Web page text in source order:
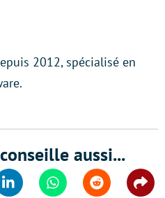
2012, spécialisé en
aussi...
Linkedin WhatsappReddit